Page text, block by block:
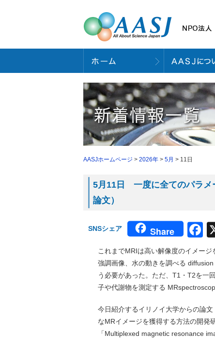
AASJホームページ > 2026年 > 5月 > 11日
5月11日 一度に全てのパラメ
論文）
SNSシェア Share
これまでMRIは高い解像度のイメー
強調画像、水の動きを調べる
う必要があった。ただ、T1・T2を一
子や代謝物を測定する
今日紹介するイリノイ大学からの論
なMRイメージを獲得する方法の開発
「Multiplexed magnetic resonance